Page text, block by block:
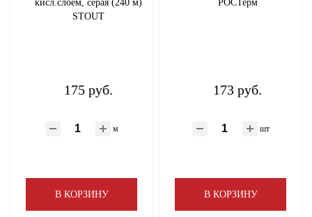
кисл.слоем, серая (240 м)
STOUT
175 руб.
м
В КОРЗИНУ
РОСТерм
173 руб.
шт
В КОРЗИНУ